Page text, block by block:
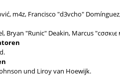
m4z, Francisco "d3vcho"
Bryan "Runic" Deakin, Marcus
und Liroy van Hoewijk.